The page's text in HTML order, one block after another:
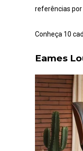
referências por
Conheça 10
Eames